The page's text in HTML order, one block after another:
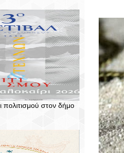
πολιτισμού στον δήμο